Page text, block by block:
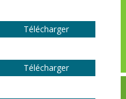
Télécharger
Télécharger